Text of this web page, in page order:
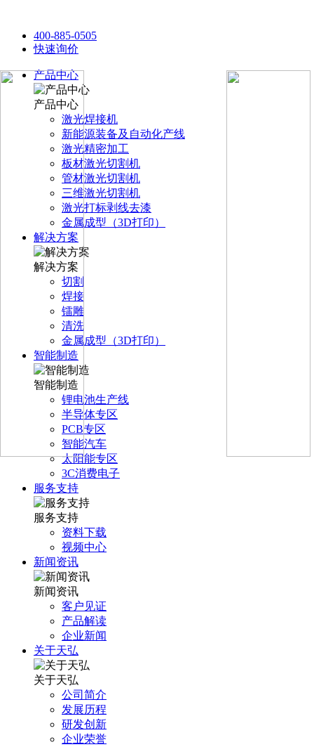
400-885-0505
快速询价
产品中心
产品中心
激光焊接机
新能源装备及自动化产线
激光精密加工
板材激光切割机
管材激光切割机
三维激光切割机
激光打标剥线去漆
金属成型（3D打印）
解决方案
解决方案
切割
焊接
镭雕
清洗
金属成型（3D打印）
智能制造
智能制造
锂电池生产线
半导体专区
PCB专区
智能汽车
太阳能专区
3C消费电子
服务支持
服务支持
资料下载
视频中心
新闻资讯
新闻资讯
客户见证
产品解读
企业新闻
关于天弘
关于天弘
公司简介
发展历程
研发创新
企业荣誉